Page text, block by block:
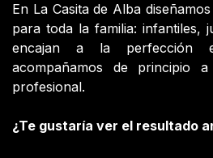
En La Casita de Alba
para toda la familia: infantiles,
encajan a la perfección
acompañamos de principio
profesional.
¿Te gustaría ver el resultado